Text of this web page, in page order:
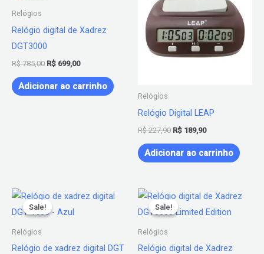
Relógios
Relógio digital de Xadrez
DGT3000
R$785,00 R$ 699,00
Adicionar ao carrinho
Relógios
Relógio Digital LEAP
R$227,90
R$ 227,90.
R$ 189,90
R$ 189,90.
Adicionar ao carrinho
Sale!
Sale!
Relógios
Relógio de xadrez digital DGT
O
original
O
preço
Sale!
Sale!
Relógios
Relógio digital de Xadrez
O
preço
original
O
atual